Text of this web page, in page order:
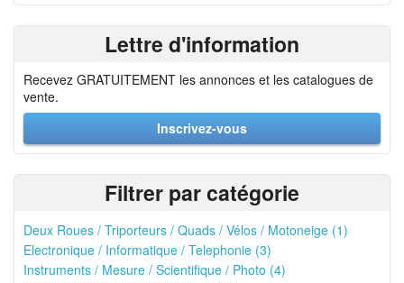
Lettre d'information
Recevez GRATUITEMENT les annonces et les catalogues de
vente.
Inscrivez-vous
Filtrer par catégorie
Deux Roues / Triporteurs / Quads / Vélos / Motoneige (1)
Electronique / Informatique / Telephonie (3)
Instruments / Mesure / Scientifique / Photo (4)